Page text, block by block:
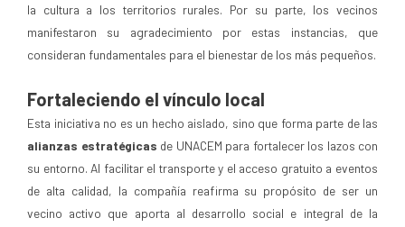
la cultura a los territorios rurales. Por su parte, los vecinos
manifestaron su agradecimiento por estas instancias, que
consideran fundamentales para el bienestar de los más pequeños.
Fortaleciendo el vínculo local
Esta iniciativa no es un hecho aislado, sino que forma parte de las
alianzas estratégicas de UNACEM para fortalecer los lazos con
su entorno. Al facilitar el transporte y el acceso gratuito a eventos
de alta calidad, la compañía reafirma su propósito de ser un
vecino activo que aporta al desarrollo social e integral de la